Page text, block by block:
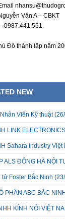
Văn A – CBKT
0987.441.561.
Đô thành lập năm
NEW
Viên Kỹ thuật
LINK
Sahara Industry Việt
ALS ĐÔNG HÀ NỘI
Foster Bắc Ninh
PHẦN ABC BẮC NINH
KÍNH NỎI VIỆT